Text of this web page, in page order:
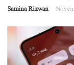
Samina Rizwan